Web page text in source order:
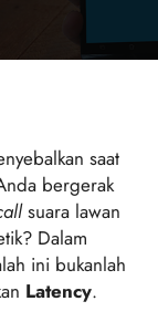
saat
bergerak
suara lawan
Dalam
ini bukanlah
Latency.